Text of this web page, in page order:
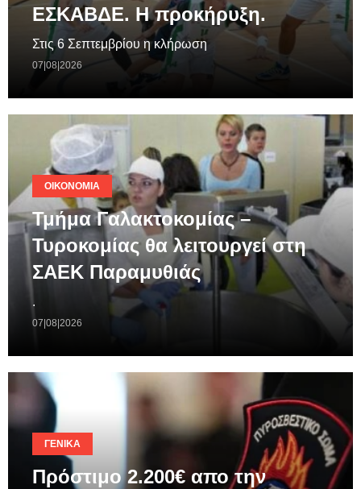
ΕΣΚΑΒΔΕ. Η προκήρυξη.
Στις 6 Σεπτεμβρίου η κλήρωση
07|08|2026
ΟΙΚΟΝΟΜΊΑ
Τμήμα Γαλακτοκομίας –
Τυροκομίας θα λειτουργεί στη
ΣΑΕΚ Παραμυθιάς
.
07|08|2026
ΓΕΝΙΚΆ
Πρόστιμο 2.200€ απο την